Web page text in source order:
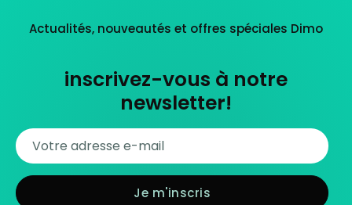
Actualités, nouveautés et offres spéciales Dimo
inscrivez-vous à notre
newsletter!